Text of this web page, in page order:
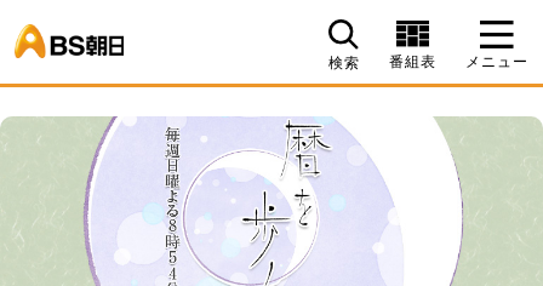
検索 番組表 メニュー